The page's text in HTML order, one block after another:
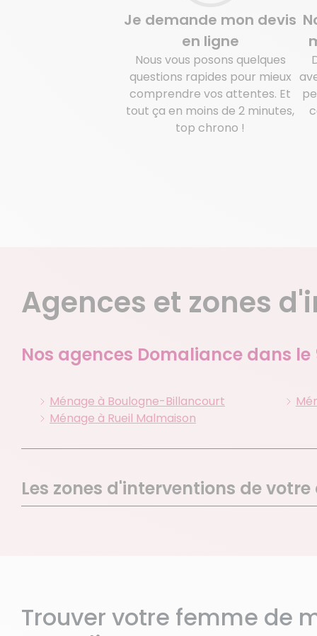
Je demande mon devis
en ligne
Nous vous posons quelques
questions rapides pour mieux
comprendre vos attentes. Et
tout ça en moins de 2 minutes,
top chrono !
Agences et zones
Nos agences Domaliance dans le
Ménage à Boulogne-Billancourt
Ménage à Rueil Malmaison
Les zones d'interventions de
Sceaux
Trouver votre femme de